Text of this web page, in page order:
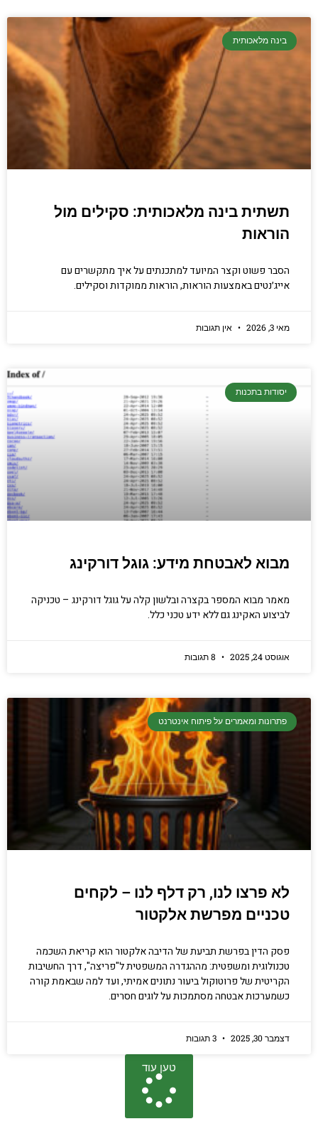
בינה מלאכותית
תשתית בינה מלאכותית: סקילים מול
הוראות
הסבר פשוט וקצר המיועד למתכנתים על איך מתקשרים עם
אייג׳נטים באמצעות הוראות, הוראות ממוקדות וסקילים.
מאי 3, 2026 אין תגובות
יסודות בתכנות
מבוא לאבטחת מידע: גוגל דורקינג
מאמר מבוא המספר בקצרה ובלשון קלה על גוגל דורקינג – טכניקה
לביצוע האקינג גם ללא ידע טכני כלל.
אוגוסט 24, 2025
פתרונות ומאמרים על פיתוח אינטרנט
לא פרצו לנו, רק דלף לנו – לקחים
טכניים מפרשת אלקטור
פסק הדין בפרשת תביעת של הדיבה אלקטור הוא קריאת השכמה
טכנולוגית ומשפטית: מההגדרה המשפטית ל"פריצה", דרך החשיבות
הקריטית של פרוטוקול ביעור נתונים אמיתי, ועד למה שבאמת קורה
כשמערכות אבטחה מסתמכות על לוגים חסרים.
דצמבר 30, 2025
טען עוד